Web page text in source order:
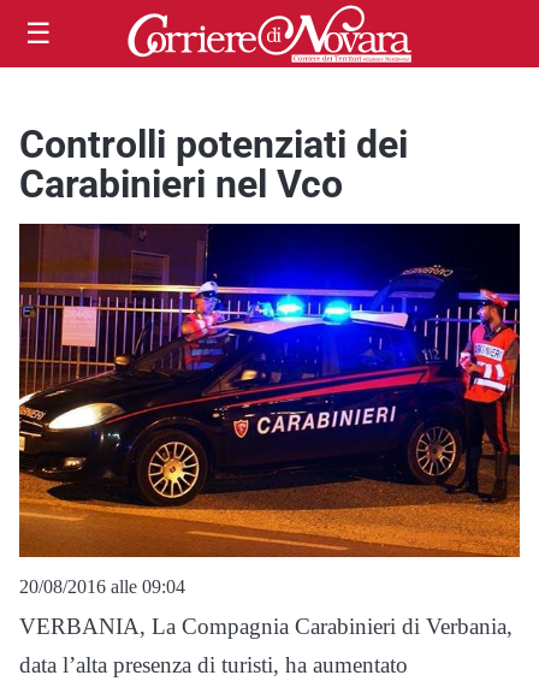
☰
Controlli potenziati dei
Carabinieri nel Vco
20/08/2016 alle 09:04
VERBANIA, La Compagnia Carabinieri di Verbania,
data l’alta presenza di turisti, ha aumentato